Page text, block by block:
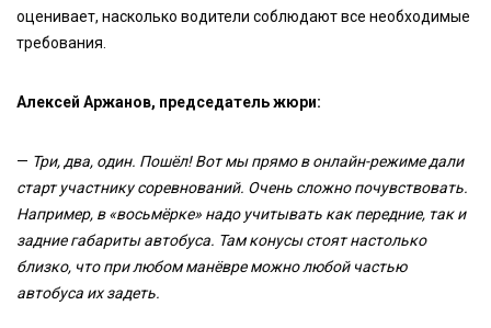
оценивает, насколько водители соблюдают все необходимые
требования.
Алексей Аржанов, председатель жюри:
— Три, два, один. Пошёл! Вот мы прямо в онлайн-режиме дали
старт участнику соревнований. Очень сложно почувствовать.
Например, в «восьмёрке» надо учитывать как передние, так и
задние габариты автобуса. Там конусы стоят настолько
близко, что при любом манёвре можно любой частью
автобуса их задеть.